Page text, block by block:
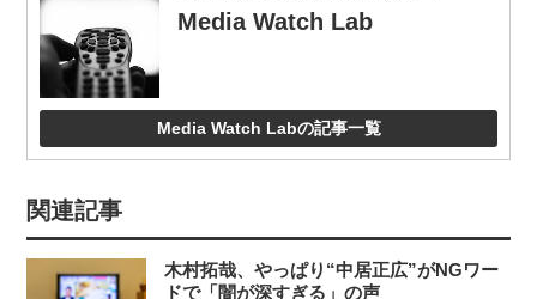
Media Watch Lab
Media Watch Labの記事一覧
関連記事
木村拓哉、やっぱり“中居正広”がNGワー
ドで「闇が深すぎる」の声